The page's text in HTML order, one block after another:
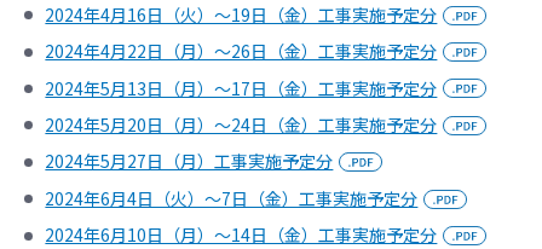
2024年4月16日（火）～19日（金）工事実施予定分
2024年4月22日（月）～26日（金）工事実施予定分
2024年5月13日（月）～17日（金）工事実施予定分
2024年5月20日（月）～24日（金）工事実施予定分
2024年5月27日（月）工事実施予定分
2024年6月4日（火）～7日（金）工事実施予定分
2024年6月10日（月）～14日（金）工事実施予定分